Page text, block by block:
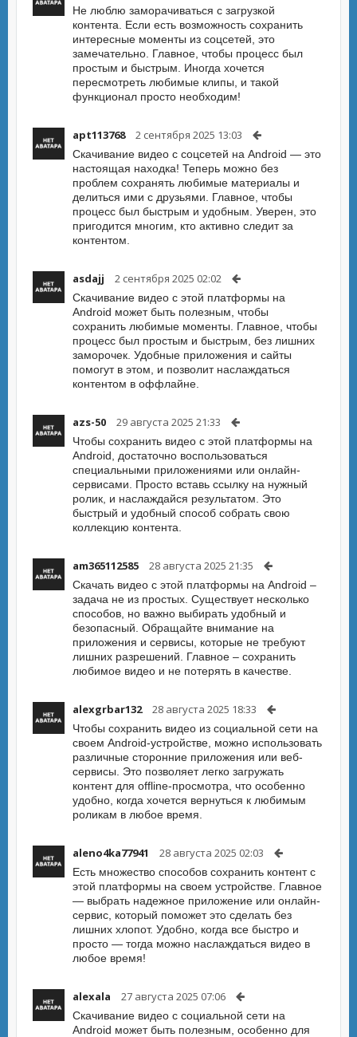
Не люблю заморачиваться с загрузкой
контента. Если есть возможность сохранить
интересные моменты из соцсетей, это
замечательно. Главное, чтобы процесс был
простым и быстрым. Иногда хочется
пересмотреть любимые клипы, и такой
функционал просто необходим!
apt113768 2 сентября 2025 13:03
Скачивание видео с соцсетей на Android — это
настоящая находка! Теперь можно без
проблем сохранять любимые материалы и
делиться ими с друзьями. Главное, чтобы
процесс был быстрым и удобным. Уверен, это
пригодится многим, кто активно следит за
контентом.
asdajj 2 сентября 2025 02:02
Скачивание видео с этой платформы на
Android может быть полезным, чтобы
сохранить любимые моменты. Главное, чтобы
процесс был простым и быстрым, без лишних
заморочек. Удобные приложения и сайты
помогут в этом, и позволит наслаждаться
контентом в оффлайне.
azs-50 29 августа 2025 21:33
Чтобы сохранить видео с этой платформы на
Android, достаточно воспользоваться
специальными приложениями или онлайн-
сервисами. Просто вставь ссылку на нужный
ролик, и наслаждайся результатом. Это
быстрый и удобный способ собрать свою
коллекцию контента.
am365112585 28 августа 2025 21:35
Скачать видео с этой платформы на Android –
задача не из простых. Существует несколько
способов, но важно выбирать удобный и
безопасный. Обращайте внимание на
приложения и сервисы, которые не требуют
лишних разрешений. Главное – сохранить
любимое видео и не потерять в качестве.
alexgrbar132 28 августа 2025 18:33
Чтобы сохранить видео из социальной сети на
своем Android-устройстве, можно использовать
различные сторонние приложения или веб-
сервисы. Это позволяет легко загружать
контент для offline-просмотра, что особенно
удобно, когда хочется вернуться к любимым
роликам в любое время.
aleno4ka77941 28 августа 2025 02:03
Есть множество способов сохранить контент с
этой платформы на своем устройстве. Главное
— выбрать надежное приложение или онлайн-
сервис, который поможет это сделать без
лишних хлопот. Удобно, когда все быстро и
просто — тогда можно наслаждаться видео в
любое время!
alexala 27 августа 2025 07:06
Скачивание видео с социальной сети на
Android может быть полезным, особенно для